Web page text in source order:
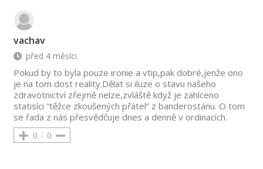
vachav
před 4 měsíci
Pokud by to byla pouze ironie a vtip,pak dobré,jenže ono
je na tom dost reality.Dělat si iluze o stavu našeho
zdravotnictví zřejmě nelze,zvláště když je zahlceno
statisíci “těžce zkoušených přátel” z banderostánu. O tom
se řada z nás přesvědčuje dnes a denně v ordinacích.
0 0